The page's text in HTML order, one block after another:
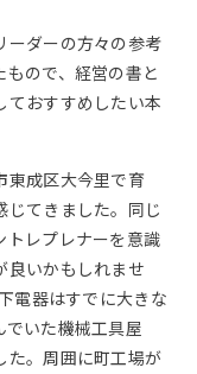
ーダーの方々の参考
ので、経営の書と
ておすすめしたい本
東成区大今里で育
じてきました。同じ
トレプレナーを意識
良いかもしれませ
電器はすでに大きな
いた機械工具屋
た。周囲に町工場が